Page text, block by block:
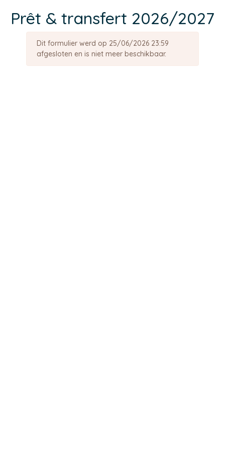
Prêt & transfert 2026/2027
Dit formulier werd op 25/06/2026 23:59
afgesloten en is niet meer beschikbaar.